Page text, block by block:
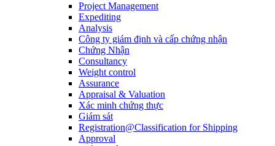
Project Management
Expediting
Analysis
Công ty giám định và cấp chứng nhận
Chứng Nhận
Consultancy
Weight control
Assurance
Appraisal & Valuation
Xác minh chứng thực
Giám sát
Registration@Classification for Shipping
Approval